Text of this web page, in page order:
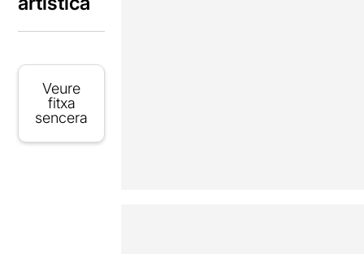
Veure
fitxa
sencera